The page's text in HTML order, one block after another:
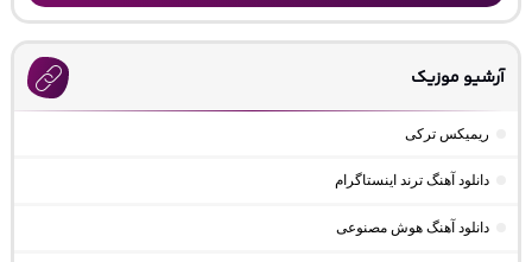
آرشیو موزیک
ریمیکس ترکی
دانلود آهنگ ترند اینستاگرام
دانلود آهنگ هوش مصنوعی